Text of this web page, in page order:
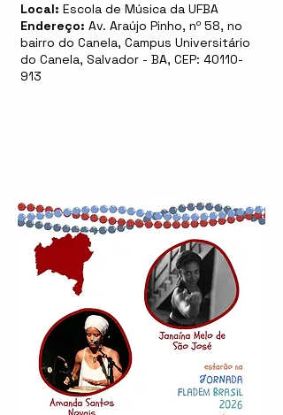
Local: Escola de Música da UFBA
Endereço: Av. Araújo Pinho, nº 58, no
bairro do Canela, Campus Universitário
do Canela, Salvador - BA, CEP: 40110-
913